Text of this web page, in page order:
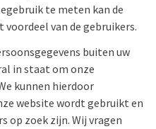
te meten kan de
van de gebruikers.
buiten uw
in staat om onze
kunnen hierdoor
website wordt gebruikt en
op zoek zijn. Wij vragen